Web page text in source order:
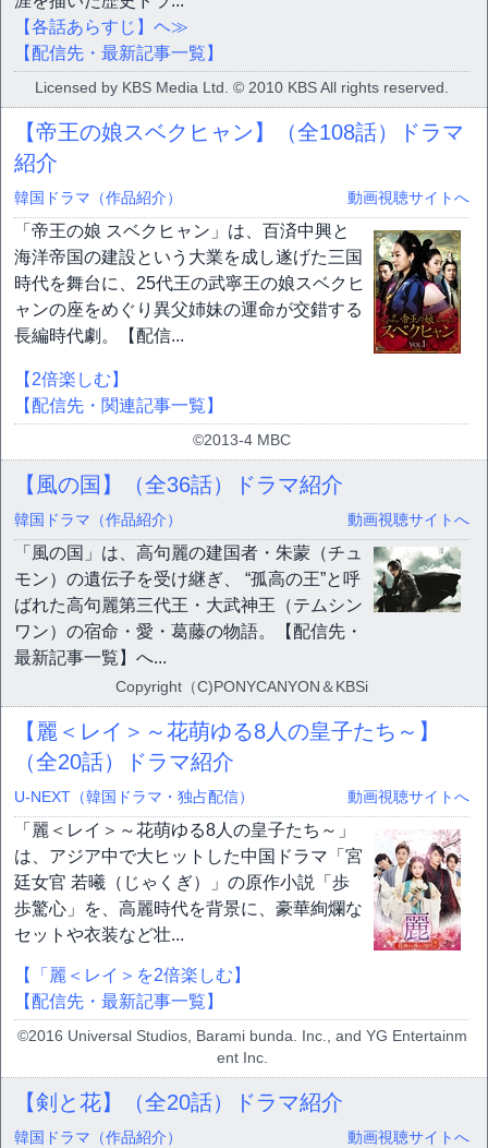
【各話あらすじ】ヘ≫
【配信先・最新記事一覧】
Licensed by KBS Media Ltd. © 2010 KBS All rights reserved.
【帝王の娘スベクヒャン】（全108話）ドラマ
紹介
韓国ドラマ（作品紹介） 動画視聴サイトへ
「帝王の娘 スベクヒャン」は、百済中興と
海洋帝国の建設という大業を成し遂げた三国
時代を舞台に、25代王の武寧王の娘スベクヒ
ャンの座をめぐり異父姉妹の運命が交錯する
長編時代劇。【配信...
【2倍楽しむ】
【配信先・関連記事一覧】
©2013-4 MBC
【風の国】（全36話）ドラマ紹介
韓国ドラマ（作品紹介） 動画視聴サイトへ
「風の国」は、高句麗の建国者・朱蒙（チュ
モン）の遺伝子を受け継ぎ、 “孤高の王”と呼
ばれた高句麗第三代王・大武神王（テムシン
ワン）の宿命・愛・葛藤の物語。【配信先・
最新記事一覧】へ...
Copyright（C)PONYCANYON＆KBSi
【麗＜レイ＞～花萌ゆる8人の皇子たち～】
（全20話）ドラマ紹介
U-NEXT（韓国ドラマ・独占配信） 動画視聴サイトへ
「麗＜レイ＞～花萌ゆる8人の皇子たち～」
は、アジア中で大ヒットした中国ドラマ「宮
廷女官 若曦（じゃくぎ）」の原作小説「歩
歩驚心」を、高麗時代を背景に、豪華絢爛な
セットや衣装など壮...
【「麗＜レイ＞を2倍楽しむ】
【配信先・最新記事一覧】
©2016 Universal Studios, Barami bunda. Inc., and YG Entertainm
ent Inc.
【剣と花】（全20話）ドラマ紹介
韓国ドラマ（作品紹介） 動画視聴サイトへ